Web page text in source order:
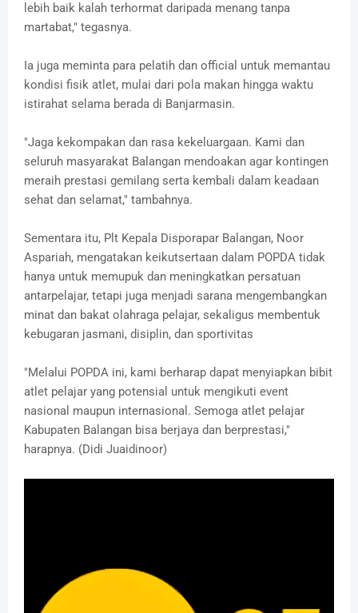
lebih baik kalah terhormat daripada menang tanpa
martabat," tegasnya.
Ia juga meminta para pelatih dan official untuk memantau
kondisi fisik atlet, mulai dari pola makan hingga waktu
istirahat selama berada di Banjarmasin.
"Jaga kekompakan dan rasa kekeluargaan. Kami dan
seluruh masyarakat Balangan mendoakan agar kontingen
meraih prestasi gemilang serta kembali dalam keadaan
sehat dan selamat," tambahnya.
Sementara itu, Plt Kepala Disporapar Balangan, Noor
Aspariah, mengatakan keikutsertaan dalam POPDA tidak
hanya untuk memupuk dan meningkatkan persatuan
antarpelajar, tetapi juga menjadi sarana mengembangkan
minat dan bakat olahraga pelajar, sekaligus membentuk
kebugaran jasmani, disiplin, dan sportivitas
"Melalui POPDA ini, kami berharap dapat menyiapkan bibit
atlet pelajar yang potensial untuk mengikuti event
nasional maupun internasional. Semoga atlet pelajar
Kabupaten Balangan bisa berjaya dan berprestasi,"
harapnya. (Didi Juaidinoor)